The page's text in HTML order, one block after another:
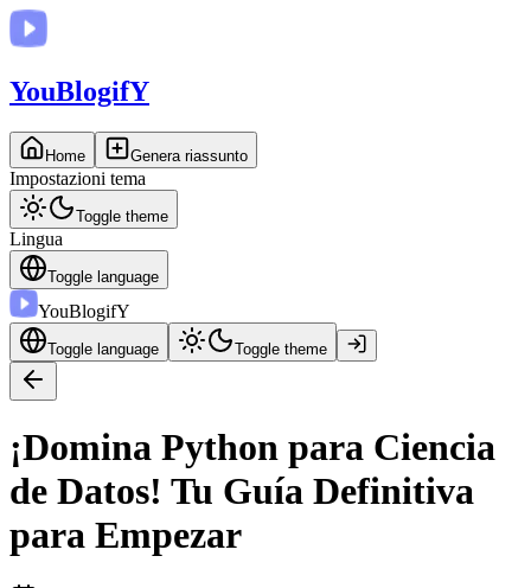
YouBlogifY
Home Genera riassunto
Impostazioni tema
Toggle theme
Lingua
Toggle language
YouBlogifY
Toggle language Toggle theme
¡Domina Python para Ciencia
de Datos! Tu Guía Definitiva
para Empezar